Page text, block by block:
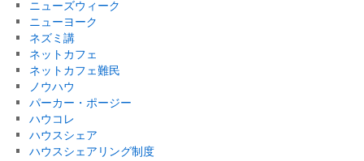
ニューズウィーク
ニューヨーク
ネズミ講
ネットカフェ
ネットカフェ難民
ノウハウ
パーカー・ポージー
ハウコレ
ハウスシェア
ハウスシェアリング制度